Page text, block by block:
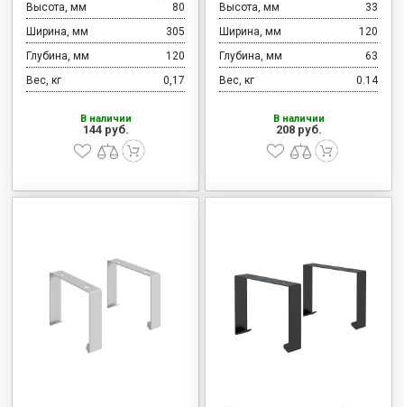
Высота, мм
80
Ширина, мм
305
Глубина, мм
120
Вес, кг
0,17
В наличии
144 руб.
Высота, мм
33
Ширина, мм
120
Глубина, мм
63
Вес, кг
0.14
В наличии
208 руб.